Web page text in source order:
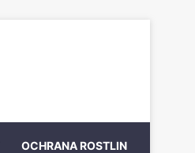
OCHRANA ROSTLIN